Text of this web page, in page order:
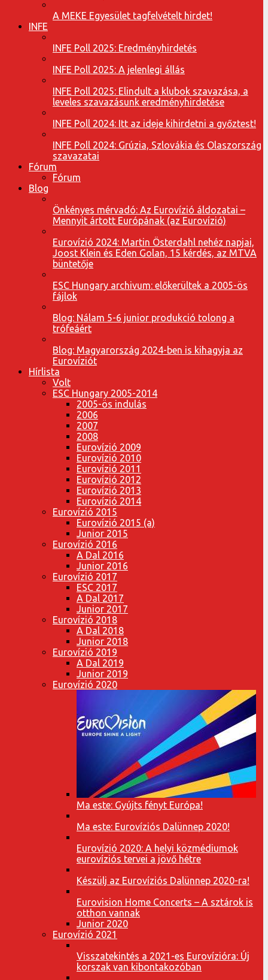
A MEKE Egyesület tagfelvételt hirdet!
INFE
INFE Poll 2025: Eredményhirdetés
INFE Poll 2025: A jelenlegi állás
INFE Poll 2025: Elindult a klubok szavazása, a
leveles szavazásunk eredményhirdetése
INFE Poll 2024: Itt az ideje kihirdetni a győztest!
INFE Poll 2024: Grúzia, Szlovákia és Olaszország
szavazatai
Fórum
Fórum
Blog
Önkényes mérvadó: Az Eurovízió áldozatai –
Mennyit ártott Európának (az Eurovízió)
Eurovízió 2024: Martin Österdahl nehéz napjai,
Joost Klein és Eden Golan, 15 kérdés, az MTVA
büntetője
ESC Hungary archivum: előkerültek a 2005-ös
fájlok
Blog: Nálam 5-6 junior produkció tolong a
trófeáért
Blog: Magyarország 2024-ben is kihagyja az
Eurovíziót
Hírlista
Volt
ESC Hungary 2005-2014
2005-ös indulás
2006
2007
2008
Eurovízió 2009
Eurovízió 2010
Eurovízió 2011
Eurovízió 2012
Eurovízió 2013
Eurovízió 2014
Eurovízió 2015
Eurovízió 2015 (a)
Junior 2015
Eurovízió 2016
A Dal 2016
Junior 2016
Eurovízió 2017
ESC 2017
A Dal 2017
Junior 2017
Eurovízió 2018
A Dal 2018
Junior 2018
Eurovízió 2019
A Dal 2019
Junior 2019
Eurovízió 2020
Ma este: Gyújts fényt Európa!
Ma este: Eurovíziós Dalünnep 2020!
Eurovízió 2020: A helyi közmédiumok
eurovíziós tervei a jövő hétre
Készülj az Eurovíziós Dalünnep 2020-ra!
Eurovision Home Concerts – A sztárok is
otthon vannak
Junior 2020
Eurovízió 2021
Visszatekintés a 2021-es Eurovízióra: Új
korszak van kibontakozóban